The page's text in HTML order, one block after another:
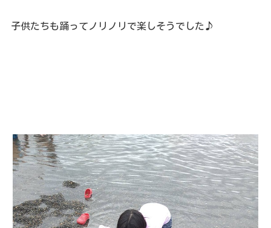
子供たちも踊ってノリノリで楽しそうでした♪